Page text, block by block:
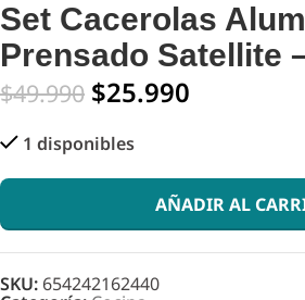
Set Cacerolas
Prensado Satellite
$49.990 $25.990
1 disponibles
AÑADIR AL
SKU: 654242162440